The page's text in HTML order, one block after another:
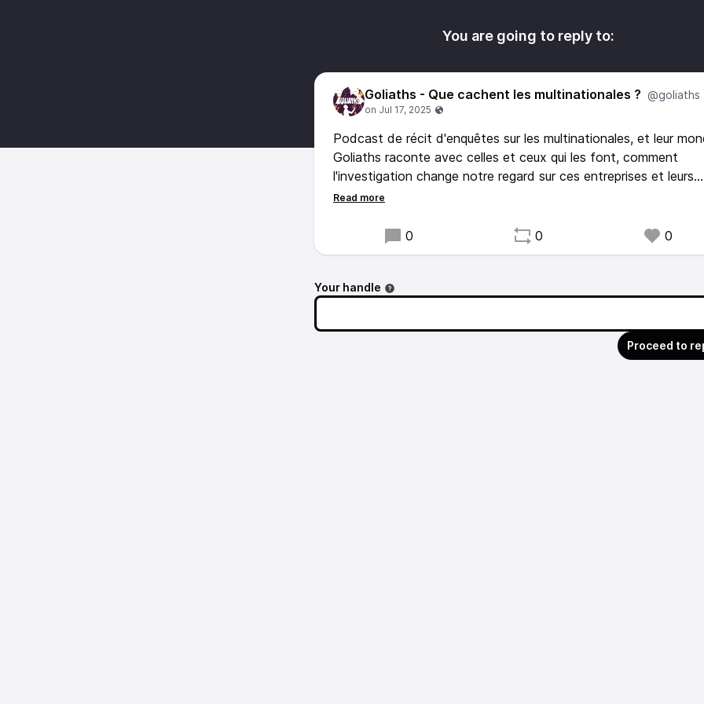
You are going to reply to:
Goliaths - Que cachent les multinationales ? @goliaths
Podcast de récit d'enquêtes sur les multinationales, et leur
Goliaths raconte avec celles et ceux qui les font, comment
l'investigation change notre regard sur ces entreprises et leurs
emprises sur nos vies, notre santé, nos territoires, les politiques
Un podcast écrit et produit par Violette Voldoire pour le studio
Houle, et co-produit par l'Observatoire des multinationales
0 0 0
Your handle
Proceed to